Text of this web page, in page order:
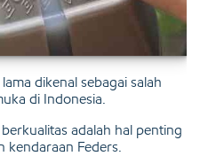
dikenal sebagai salah
di Indonesia.
adalah hal penting
Feders.